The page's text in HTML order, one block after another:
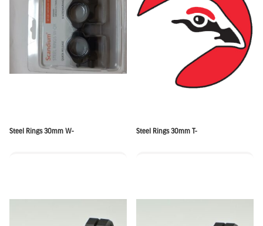
Steel Rings 30mm W- Steel Rings 30mm T-